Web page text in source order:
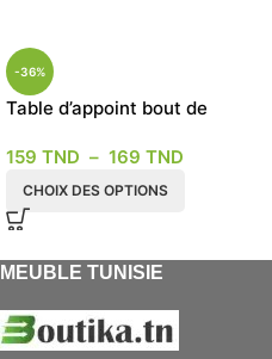
-36%
Table d’appoint bout de
159 TND – 169 TND
CHOIX DES OPTIONS
MEUBLE TUNISIE